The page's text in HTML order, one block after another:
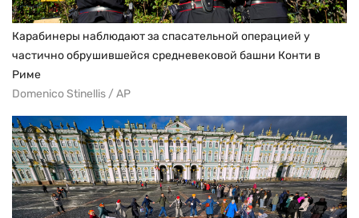
Карабинеры наблюдают за спасательной операцией у
частично обрушившейся средневековой башни Конти в
Риме
Domenico Stinellis / AP